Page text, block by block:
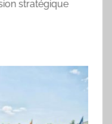
stratégique